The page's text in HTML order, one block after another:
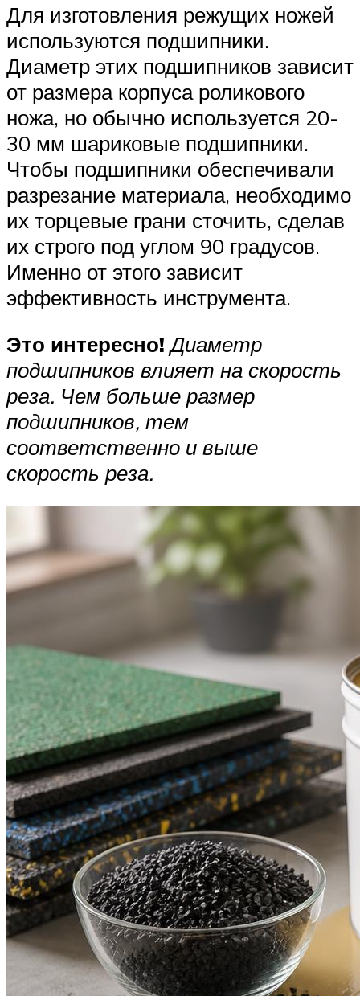
Для изготовления режущих ножей
используются подшипники.
Диаметр этих подшипников зависит
от размера корпуса роликового
ножа, но обычно используется 20-
30 мм шариковые подшипники.
Чтобы подшипники обеспечивали
разрезание материала, необходимо
их торцевые грани сточить, сделав
их строго под углом 90 градусов.
Именно от этого зависит
эффективность инструмента.
Это интересно!Диаметр
подшипников влияет на скорость
реза. Чем больше размер
подшипников, тем
соответственно и выше
скорость реза.